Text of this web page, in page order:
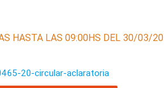
HASTA LAS 09:00HS DEL 30/03/20
20-circular-aclaratoria